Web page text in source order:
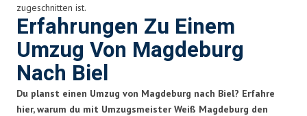
zugeschnitten ist.
Erfahrungen Zu Einem
Umzug Von Magdeburg
Nach Biel
Du planst einen Umzug von Magdeburg nach Biel? Erfahre
hier, warum du mit Umzugsmeister Weiß Magdeburg den